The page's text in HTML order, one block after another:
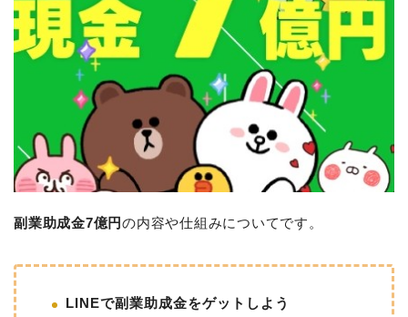
副業助成金7億円の内容や仕組みについてです。
LINEで副業助成金をゲットしよう